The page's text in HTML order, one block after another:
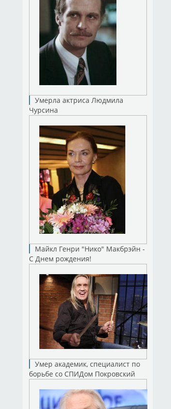
Умерла актриса Людмила
Чурсина
Майкл Генри "Нико" Макбрэйн -
С Днем рождения!
Умер академик, специалист по
борьбе со СПИДом Покровский